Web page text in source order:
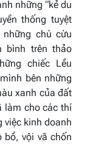
những “kẻ du
thống tuyệt
chú cừu
bình trên thảo
chiếc Lều
bên những
xanh của đất
làm cho các thí
việc kinh doanh
bồ, vội vã chốn